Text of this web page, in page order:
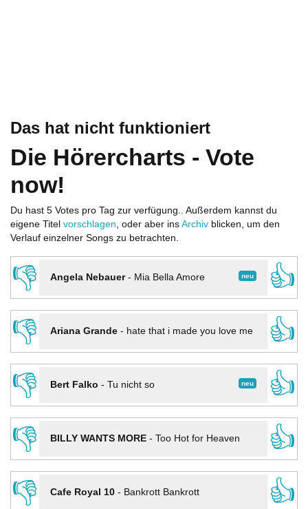
Das hat nicht funktioniert
Die Hörercharts - Vote
now!
Du hast 5 Votes pro Tag zur verfügung.. Außerdem kannst du
eigene Titel vorschlagen, oder aber ins Archiv blicken, um den
Verlauf einzelner Songs zu betrachten.
👎 neu
Angela Nebauer- Mia Bella Amore
👍
👎
Ariana Grande- hate that i made you love me
👍
👎
neu
Bert Falko - Tu nicht so
👍
👎
BILLY WANTS MORE- Too Hot for Heaven
👍
👎
Cafe Royal 10- Bankrott Bankrott
👍